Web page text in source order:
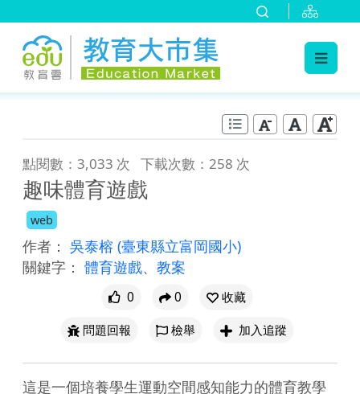
點閱數：3,033 次 下載次數：258 次
趣味體育遊戲
web
作者： 吳泰榕 (臺東縣立富岡國小)
關鍵字： 體育遊戲、 教案
0 0
收藏
問題回報
檢舉 加入追蹤
這是一個培養學生運動空間感知能力的體育教學